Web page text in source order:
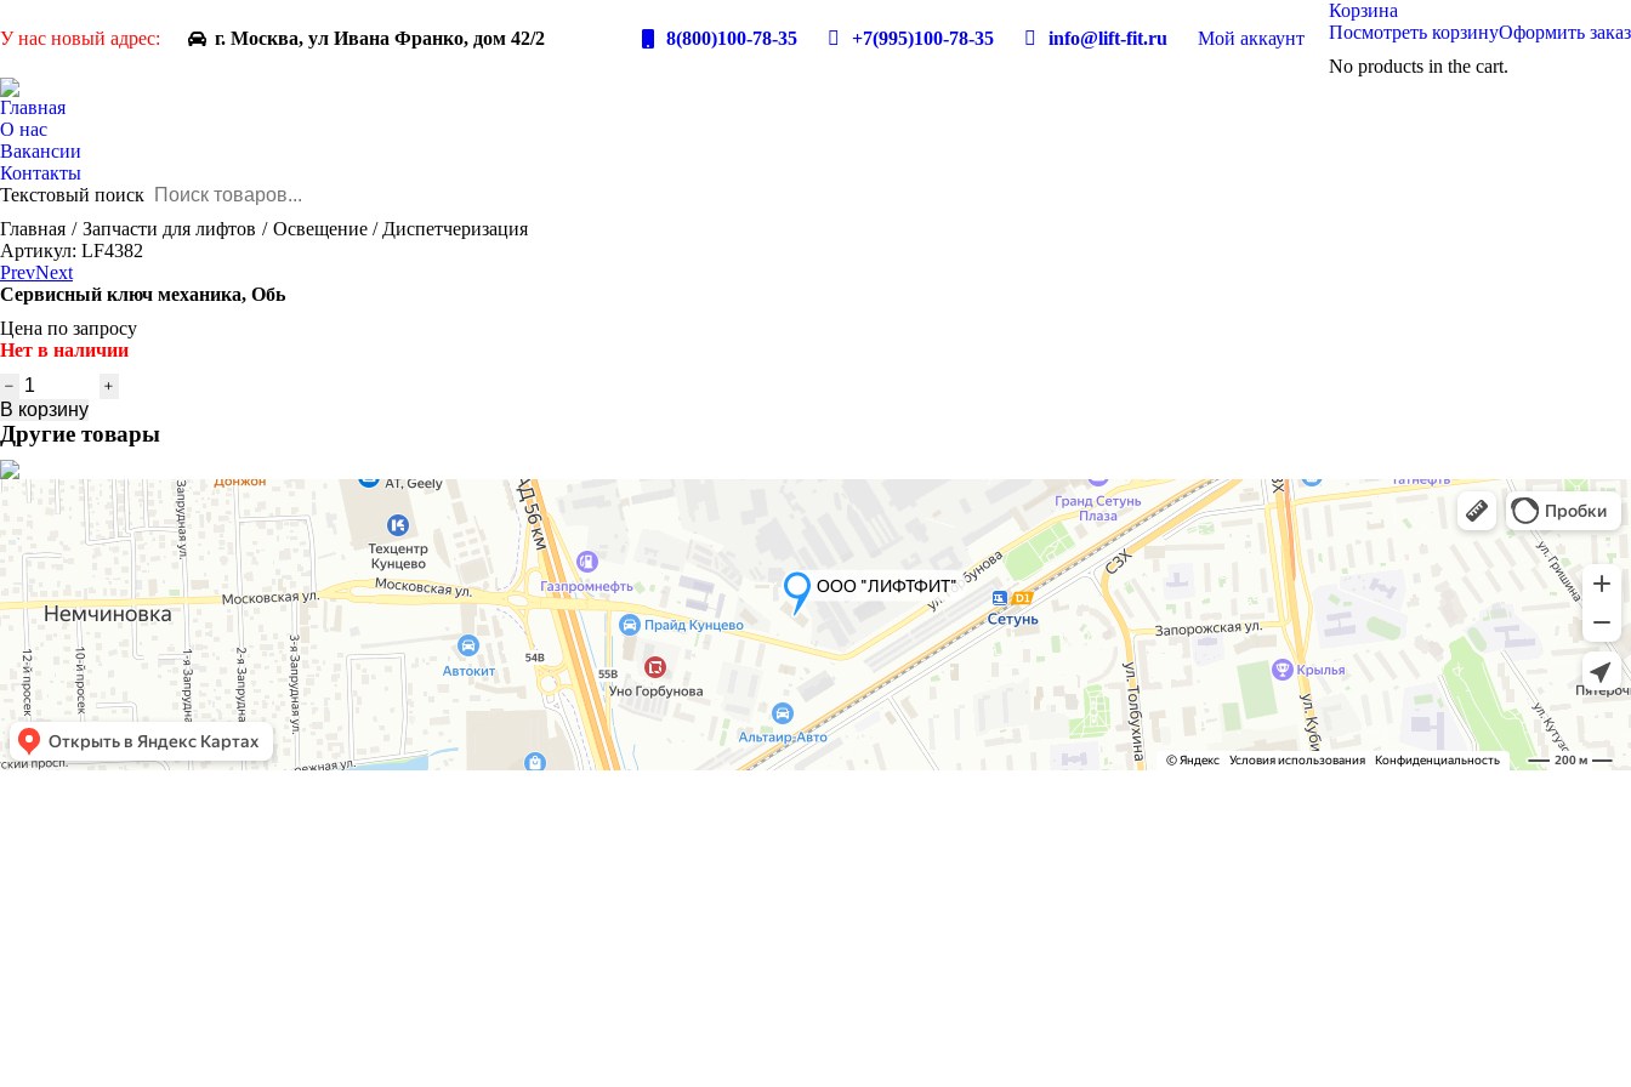
У нас новый адрес: г. Москва, ул Ивана Франко, дом 42/2 8(800)100-78-35 +7(995)100-78-35 info@lift-fit.ru Мой аккаунт
Корзина
Посмотреть корзинуОформить заказ
No products in the cart.
Главная
О нас
Вакансии
Контакты
Текстовый поиск
You are here:
Главная Запчасти для лифтов
Освещение / Диспетчеризация
Артикул: LF4382
PrevNext
Сервисный ключ механика, Обь
Цена по запросу
Нет в наличии
Количество
товара
Сервисный
ключ
механика,
Обь
В корзину
Другие товары